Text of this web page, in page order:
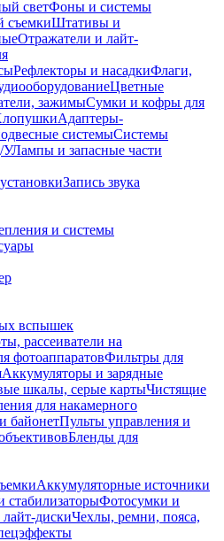
светФоны и системы
съемкиШтативы и
Отражатели и лайт-
Рефлекторы и насадкиФлаги,
Цветные
зажимыСумки и кофры для
Адаптеры-
системыСистемы
УЛампы и запасные части
Запись звука
и системы
вспышек
рассеиватели на
фотоаппаратовФильтры для
Аккумуляторы и зарядные
шкалы, серые картыЧистящие
для накамерного
байонетПульты управления и
Бленды для
Аккумуляторные источники
Фотосумки и
дискиЧехлы, ремни, пояса,